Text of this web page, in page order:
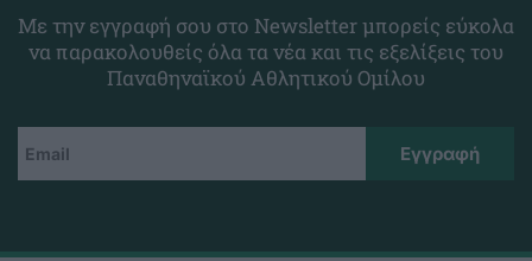
Με την εγγραφή σου στο Newsletter μπορείς εύκολα
να παρακολουθείς όλα τα νέα και τις εξελίξεις του
Παναθηναϊκού Αθλητικού Ομίλου